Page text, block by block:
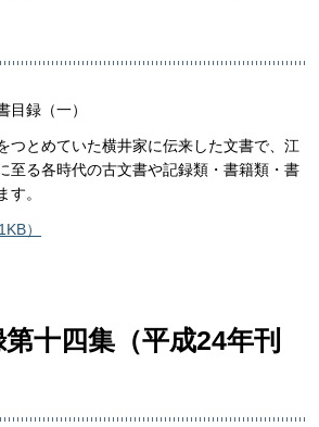
目録（一）
つとめていた横井家に伝来した文書で、江
至る各時代の古文書や記録類・書籍類・書
す。
）
十四集（平成24年刊